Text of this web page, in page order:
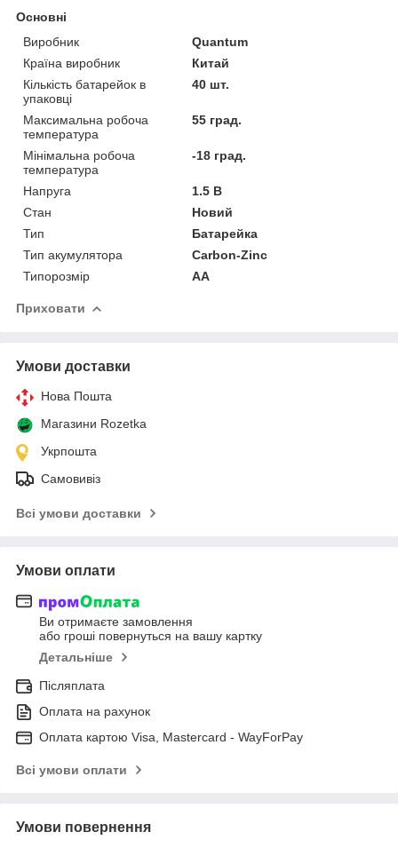
Основні
Виробник
Quantum
Країна виробник
Китай
Кількість батарейок в
упаковці
40 шт.
Максимальна робоча
температура
55 град.
Мінімальна робоча
температура
-18 град.
Напруга
1.5 В
Стан
Новий
Тип
Батарейка
Тип акумулятора
Carbon-Zinc
Типорозмір
AA
Приховати
Умови доставки
Нова Пошта
Магазини Rozetka
Укрпошта
Самовивіз
Всі умови доставки
Умови оплати
Ви отримаєте замовлення
або гроші повернуться на вашу картку
Детальніше
Післяплата
Оплата на рахунок
Оплата картою Visa, Mastercard - WayForPay
Всі умови оплати
Умови повернення